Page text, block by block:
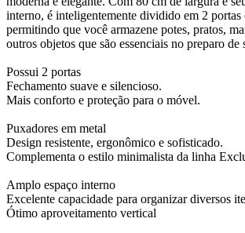
interno, é inteligentemente dividido em 2 portas
permitindo que você armazene potes, pratos,
outros objetos que são essenciais no preparo de
Possui 2 portas
Fechamento suave e silencioso.
Mais conforto e proteção para o móvel.
Puxadores em metal
Design resistente, ergonômico e sofisticado.
Complementa o estilo minimalista da linha
Amplo espaço interno
Excelente capacidade para organizar diversos
Ótimo aproveitamento vertical